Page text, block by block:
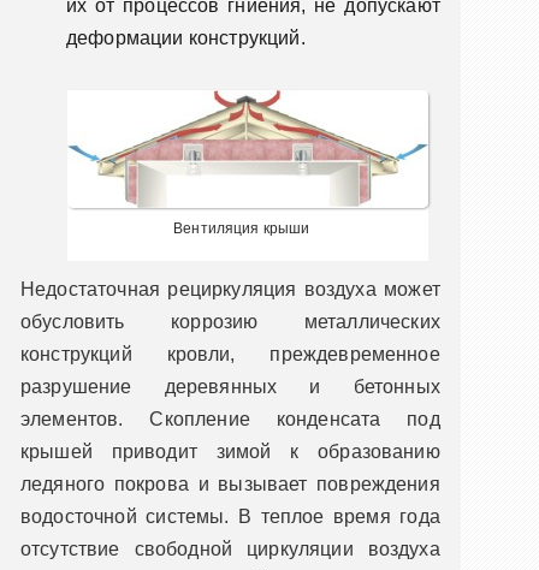
их от процессов гниения, не допускают
деформации конструкций.
Вентиляция крыши
Недостаточная рециркуляция воздуха может
обусловить коррозию металлических
конструкций кровли, преждевременное
разрушение деревянных и бетонных
элементов. Скопление конденсата под
крышей приводит зимой к образованию
ледяного покрова и вызывает повреждения
водосточной системы. В теплое время года
отсутствие свободной циркуляции воздуха